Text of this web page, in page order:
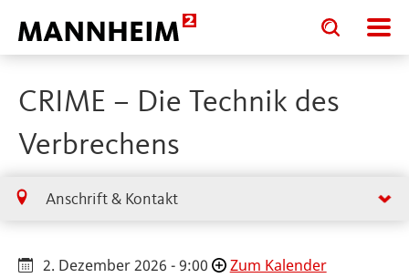
Toggle
search
input
Toggle
search
input
CRIME – Die Technik des
Verbrechens
Anschrift & Kontakt
2. Dezember 2026 - 9:00
Zum Kalender